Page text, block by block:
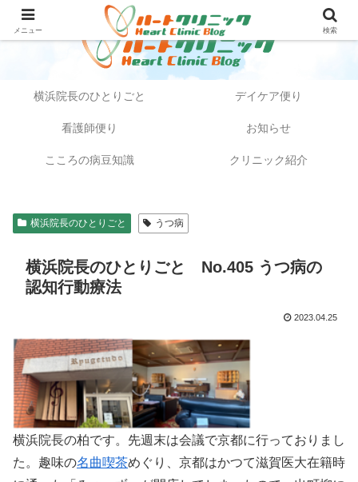
横浜院長のひとりごと デイケア便り
看護師便り お知らせ
こころの病豆知識 クリニック紹介
横浜院長のひとりごと うつ病
横浜院長のひとりごと No.405 うつ病の
認知行動療法
2023.04.25
横浜院長の柏です。先週末は会議で京都に行っておりまし
た。趣味の名曲喫茶めぐり、京都はかつて滋賀医大在籍時
メニュー 検索